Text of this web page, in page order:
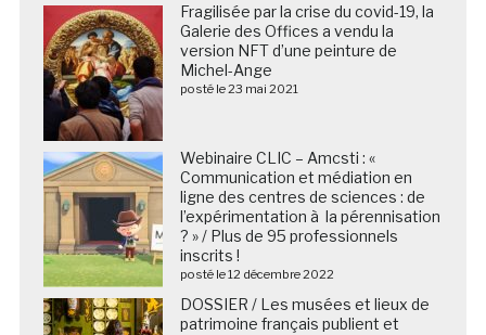
Fragilisée par la crise du covid-19, la
Galerie des Offices a vendu la
version NFT d’une peinture de
Michel-Ange
posté le 23 mai 2021
Webinaire CLIC – Amcsti : «
Communication et médiation en
ligne des centres de sciences : de
l’expérimentation à la pérennisation
? » / Plus de 95 professionnels
inscrits !
posté le 12 décembre 2022
DOSSIER / Les musées et lieux de
patrimoine français publient et